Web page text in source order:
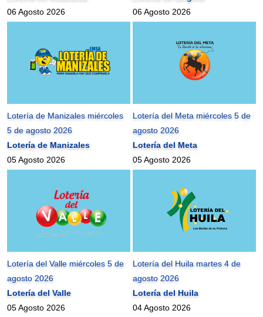
06 Agosto 2026
06 Agosto 2026
Lotería de Manizales miércoles
5 de agosto 2026
Lotería de Manizales
05 Agosto 2026
Lotería del Meta miércoles 5 de
agosto 2026
Lotería del Meta
05 Agosto 2026
Lotería del Valle miércoles 5 de
agosto 2026
Lotería del Valle
05 Agosto 2026
Lotería del Huila martes 4 de
agosto 2026
Lotería del Huila
04 Agosto 2026